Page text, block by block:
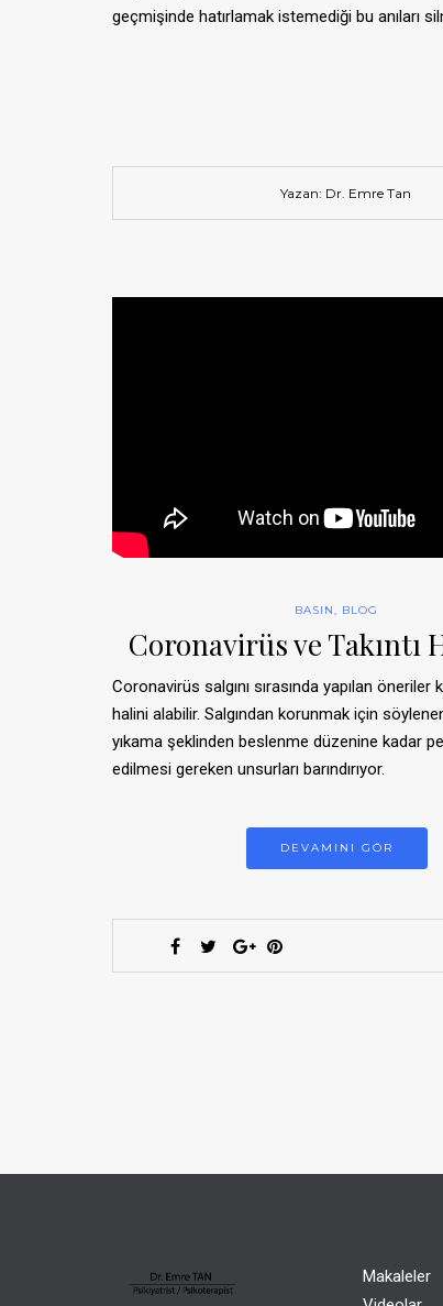
geçmişinde hatırlamak istemediği bu anıları
Yazan: Dr. Emre Tan
BASIN, BLOG
Coronavirüs ve Takıntı
Coronavirüs salgını sırasında yapılan öneriler
halini alabilir. Salgından korunmak için
yıkama şeklinden beslenme düzenine kadar
edilmesi gereken unsurları barındırıyor.
DEVAMINI GÖR
Makaleler